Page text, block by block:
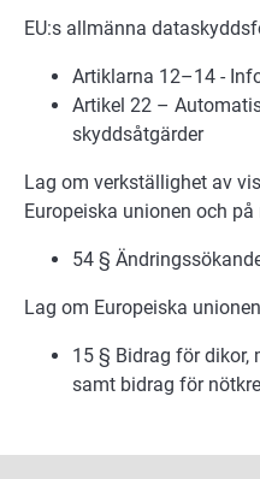
EU:s allmänna
Artiklarna 12–14 -
Artikel 22 –
skyddsåtgärder
Lag om verkställighet av
Europeiska unionen och
54 §
Lag om Europeiska
15 § Bidrag för dikor,
samt bidrag för